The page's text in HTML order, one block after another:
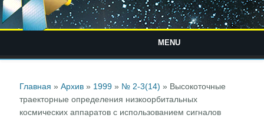
MENU
Главная »Архив » 1999 » № 2-3(14) » Высокоточные
траекторные определения низкоорбитальных
космических аппаратов с использованием сигналов